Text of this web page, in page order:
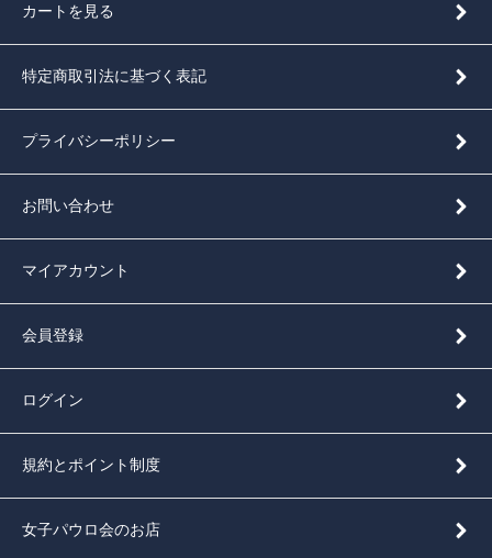
カートを見る
特定商取引法に基づく表記
プライバシーポリシー
お問い合わせ
マイアカウント
会員登録
ログイン
規約とポイント制度
女子パウロ会のお店